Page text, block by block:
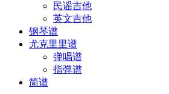
民谣吉他
英文吉他
钢琴谱
尤克里里谱
弹唱谱
指弹谱
简谱